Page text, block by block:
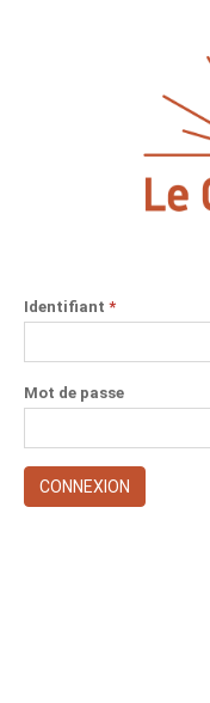
Identifiant *
Mot de passe
CONNEXION